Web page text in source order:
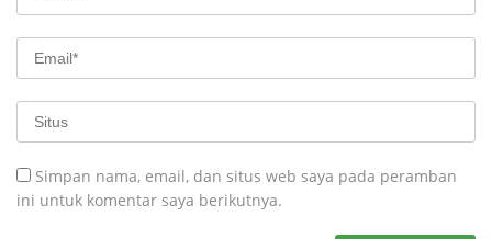
Simpan nama, email, dan situs web saya pada peramban
ini untuk komentar saya berikutnya.